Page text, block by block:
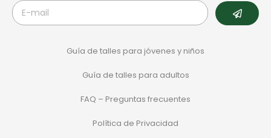
Guía de talles para jóvenes y niños
Guía de talles para adultos
FAQ – Preguntas frecuentes
Política de Privacidad